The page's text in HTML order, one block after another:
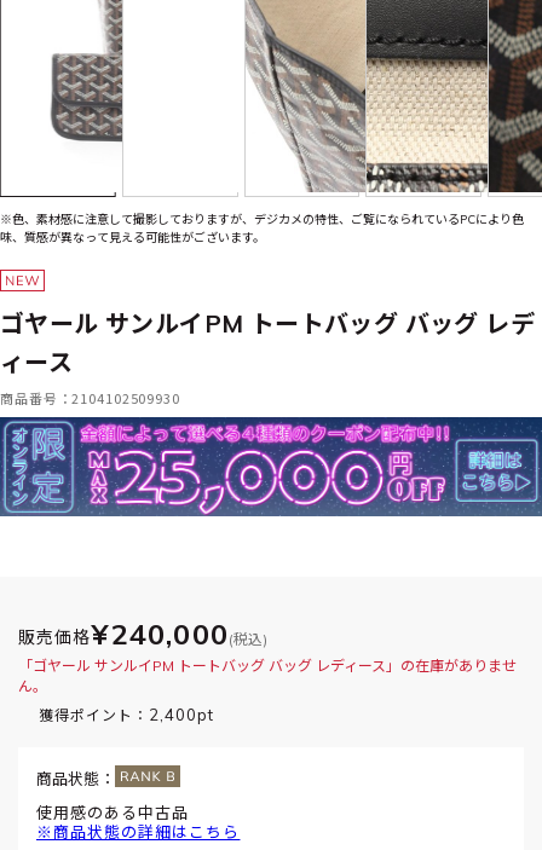
※色、素材感に注意して撮影しておりますが、デジカメの特性、ご覧になられているPCにより色
味、質感が異なって見える可能性がございます。
ゴヤール サンルイPM トートバッグ バッグ レデ
ィース
商品番号：2104102509930
販売価格¥240,000 (税込)
「ゴヤール サンルイPM トートバッグ バッグ レディース」の在庫がありませ
ん。
獲得ポイント： 2,400pt
商品状態：
使用感のある中古品
※商品状態の詳細はこちら